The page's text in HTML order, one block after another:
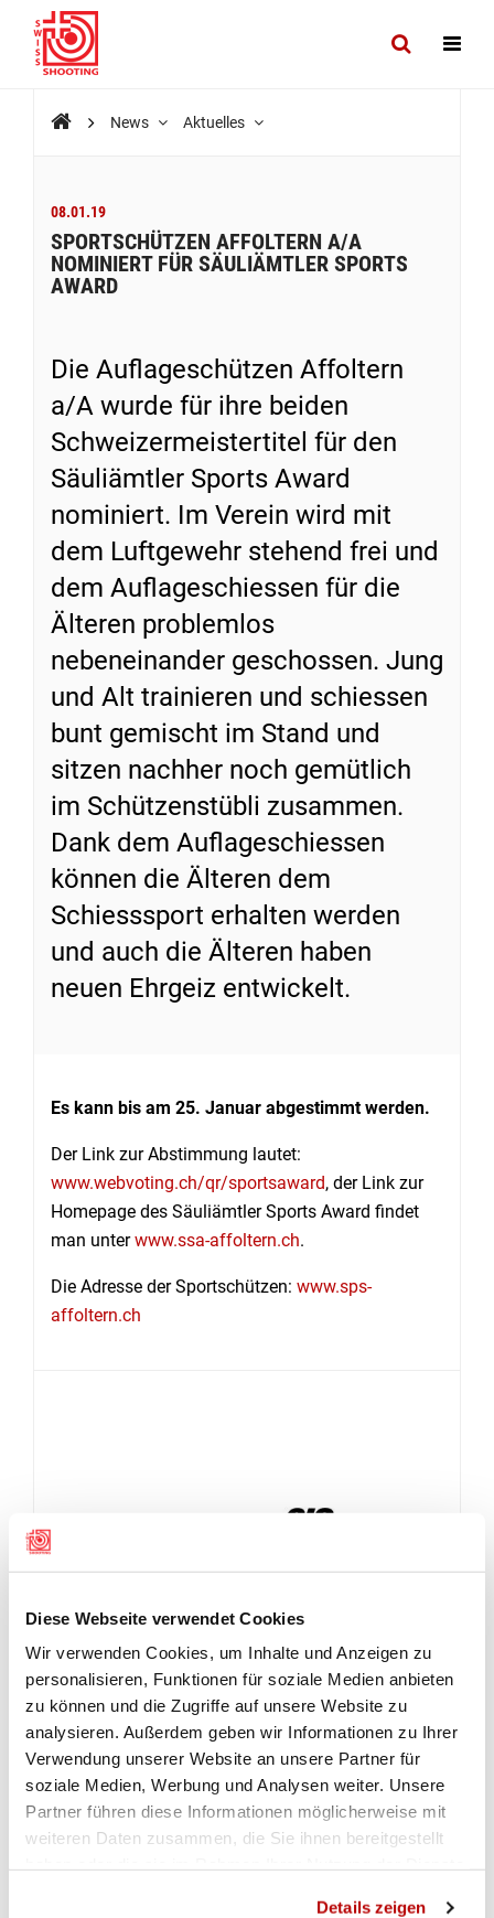
Diese Webseite verwendet Cookies
Wir verwenden Cookies, um Inhalte und Anzeigen zu
personalisieren, Funktionen für soziale Medien anbieten
zu können und die Zugriffe auf unsere Website zu
analysieren. Außerdem geben wir Informationen zu Ihrer
Verwendung unserer Website an unsere Partner für
soziale Medien, Werbung und Analysen weiter. Unsere
Partner führen diese Informationen möglicherweise mit
weiteren Daten zusammen, die Sie ihnen bereitgestellt
Details zeigen
News Aktuelles
08.01.19
SPORTSCHÜTZEN AFFOLTERN A/A
NOMINIERT FÜR SÄULIÄMTLER SPORTS
AWARD
Die Auflageschützen Affoltern
a/A wurde für ihre beiden
Schweizermeistertitel für den
Säuliämtler Sports Award
nominiert. Im Verein wird mit
dem Luftgewehr stehend frei und
dem Auflageschiessen für die
Älteren problemlos
nebeneinander geschossen. Jung
und Alt trainieren und schiessen
bunt gemischt im Stand und
sitzen nachher noch gemütlich
im Schützenstübli zusammen.
Dank dem Auflageschiessen
können die Älteren dem
Schiesssport erhalten werden
und auch die Älteren haben
neuen Ehrgeiz entwickelt.
Es kann bis am 25. Januar abgestimmt werden.
Der Link zur Abstimmung lautet:
www.webvoting.ch/qr/sportsaward, der Link zur
Homepage des Säuliämtler Sports Award findet
man unterwww.ssa-affoltern.ch.
Die Adresse der Sportschützen: www.sps-
affoltern.ch